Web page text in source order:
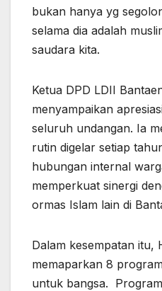
bukan hanya yg
selama dia adalah
saudara kita.
Ketua DPD LDII
menyampaikan
seluruh undangan. Ia
rutin digelar setiap
hubungan internal
memperkuat sinergi
ormas Islam lain di
Dalam kesempatan itu,
memaparkan 8
untuk bangsa.